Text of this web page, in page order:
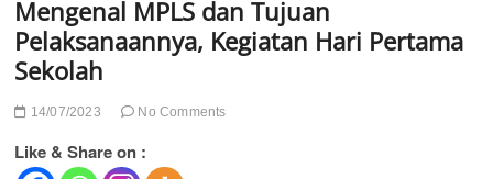
Mengenal MPLS dan Tujuan
Pelaksanaannya, Kegiatan Hari Pertama
Sekolah
14/07/2023 No Comments
Like & Share on :